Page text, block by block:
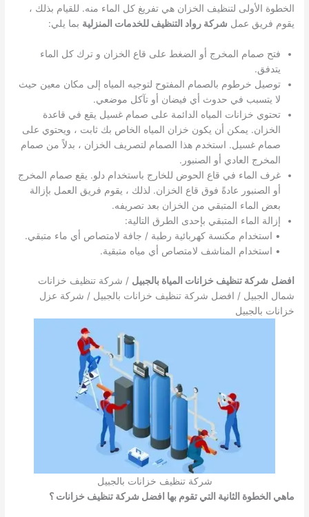
الخطوة الأولى لتنظيف الخزان هي تفريغ كل الماء منه. للقيام بذلك ،
يقوم فريق عمل شركة رواد التنظيف للخدمات المنزلية بما يلي:
فتح صمام المخرج أو الضغط على قاع الخزان و ترك كل الماء
يتدفق.
توصيل خرطوم بالصمام المفتوح لتوجيه المياه إلى مكان معين حيث
لا يتسبب في حدوث أي فيضان أو تآكل موضعي.
تحتوي خزانات المياه الدائمة على صمام غسيل يقع في قاعدة
الخزان. يمكن أن يكون خزان المياه الخاص بك ثابت ، ويحتوي على
صمام غسيل. استخدم هذا الصمام لتصريف الخزان ، بدلاً من صمام
المخرج العادي أو الصنبور.
غرف الماء في قاع الحوض للخارج باستخدام دلو. يقع صمام المخرج
أو الصنبور عادةً فوق قاع الخزان. لذلك ، يقوم فريق العمل بإزالة
بعض الماء المتبقي من الخزان بعد تصريفه.
إزالة الماء المتبقي بإحدى الطرق التالية:
• استخدام مكنسة كهربائية رطبة / جافة لامتصاص أي ماء متبقي.
• استخدام المناشف لامتصاص أي مياه متبقية.
افضل شركة تنظيف خزانات المياة بالجبيل / شركة تنظيف خزانات
شمال الجبيل / افضل شركة تنظيف خزانات بالجبيل / شركة عزل
خزانات بالجبيل
شركة تنظيف خزانات بالجبيل
ماهي الخطوة الثانية التي تقوم بها افضل شركة تنظيف خزانات ؟